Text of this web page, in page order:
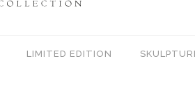
LIMITED EDITION